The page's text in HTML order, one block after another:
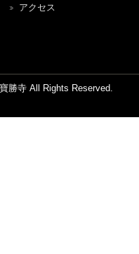
アクセス
勝寺 All Rights Reserved.